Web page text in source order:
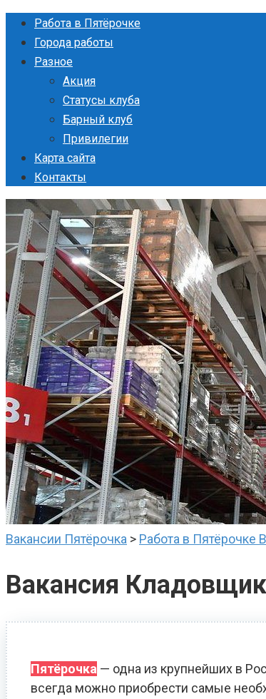
Перейти
контенту
Работа в Пятёрочке
Города работы
Разное
Акция
Статусы клуба
Барный клуб
Привилегии
Карта сайта
Контакты
Вакансии Пятёрочка > Работа в Пятёрочке
Вакансия
Пятёрочка — одна из крупнейших в
всегда можно приобрести самые